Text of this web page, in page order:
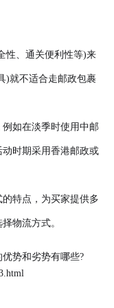
性、通关便利性等)来
)就不适合走邮政包裹
如在淡季时使用中邮
时期采用香港邮政或
特点，为买家提供多
物流方式。
势和劣势有哪些?